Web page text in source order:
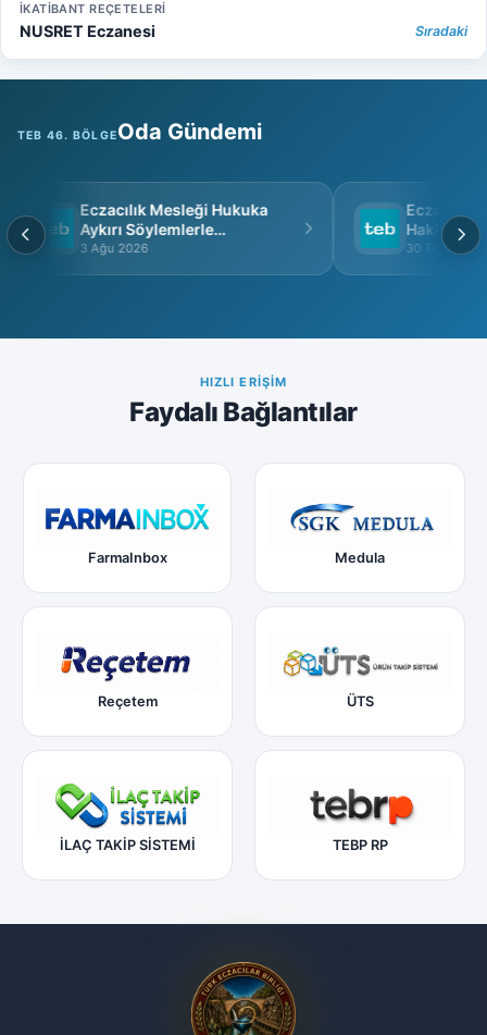
İKATİBANT REÇETELERİ
NUSRET Eczanesi Sıradaki
TEB 46. BÖLGEOda Gündemi
Eczacılık Mesleği Hukuka
Aykırı Söylemlerle
İtibarsızlaştırılamaz
3 Ağu 2026
Eczacı
Hakkında
30 Tem 2026
HIZLI ERIŞIM
Faydalı Bağlantılar
FarmaInbox Medula
Reçetem ÜTS
İLAÇ TAKİP SİSTEMİ TEBP RP